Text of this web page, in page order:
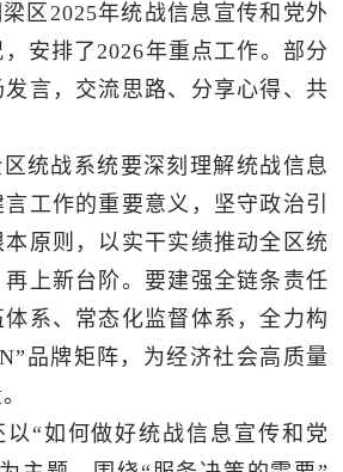
区2025年统战信息宣传和党外
安排了2026年重点工作。部分
言，交流思路、分享心得、共
统战系统要深刻理解统战信息
工作的重要意义，坚守政治引
原则，以实干实绩推动全区统
上新台阶。要建强全链条责任
系、常态化监督体系，全力构
品牌矩阵，为经济社会高质量
以“如何做好统战信息宣传和党